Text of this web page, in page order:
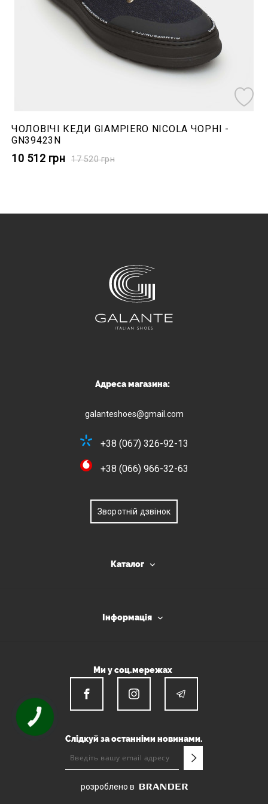
ЧОЛОВІЧІ КЕДИ GIAMPIERO NICOLA ЧОРНІ -
GN39423N
10 512 грн 17 520грн
Адреса магазина:
galanteshoes@gmail.com
+38 (067) 326-92-13
+38 (066) 966-32-63
Зворотній дзвінок
Каталог
Інформація
Ми у соц.мережах
Слідкуй за останніми новинами.
розроблено в
КНОПКА
ЗВ'ЯЗКУ